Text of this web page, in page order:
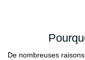
De nombreuses